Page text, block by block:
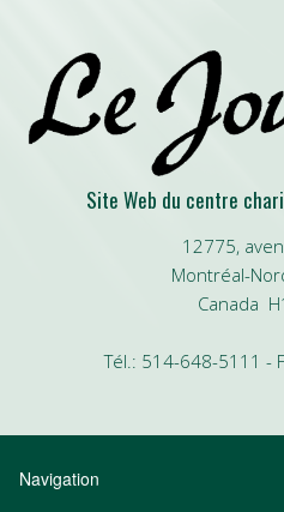
Site Web du centre
12775,
Montréal-
Canada
Tél.: 514-648-5111 -